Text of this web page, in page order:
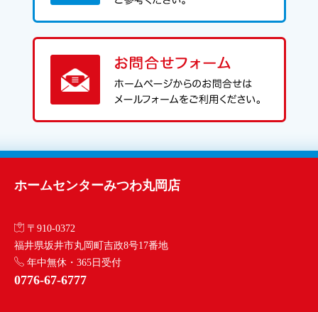
ホームセンターみつわ丸岡店
〒910-0372
福井県坂井市丸岡町吉政8号17番地
年中無休・365日受付
0776-67-6777